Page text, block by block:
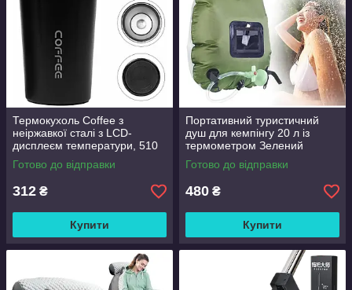
Термокухоль Coffee з
неіржавкої сталі з LCD-
дисплеєм температури, 510
мл Чорний
Готово до відправки
312 ₴
Купити
Портативний туристичний
душ для кемпінгу 20 л із
термометром Зелений
Готово до відправки
480 ₴
Купити